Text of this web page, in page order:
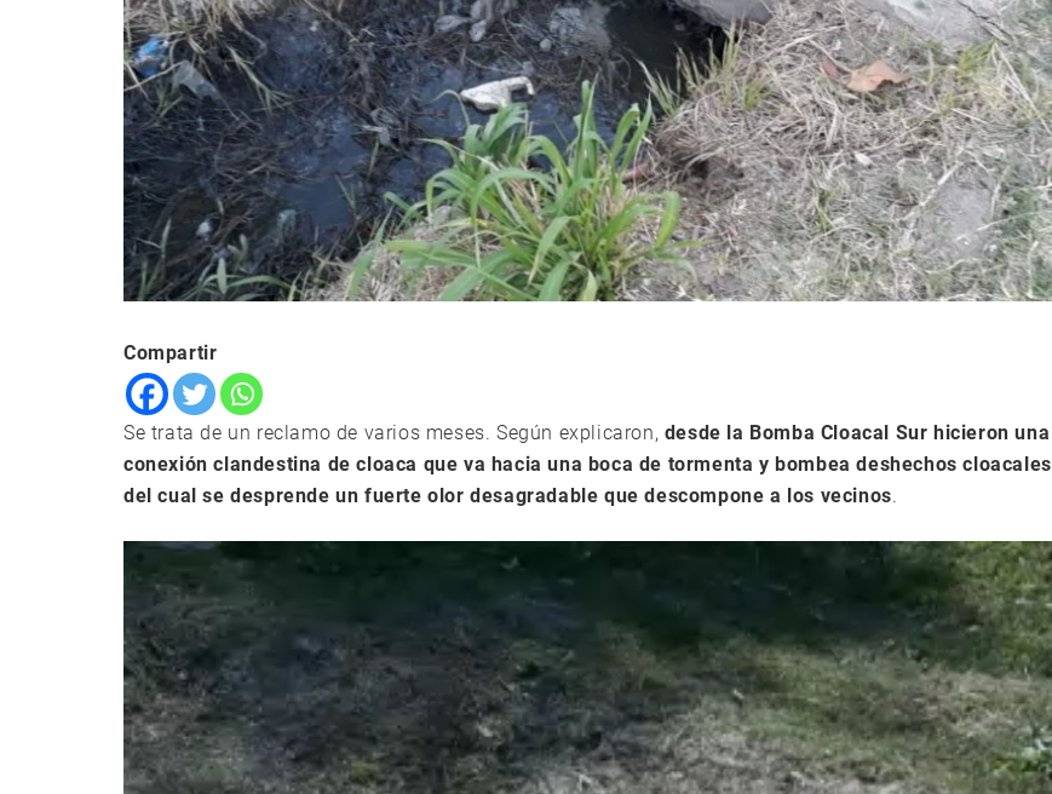
Compartir
Se trata de un reclamo de varios meses. Según explicaron, desde la Bomba Cloacal Sur hicieron una
conexión clandestina de cloaca que va hacia una boca de tormenta y bombea deshechos cloacales
del cual se desprende un fuerte olor desagradable que descompone a los vecinos.